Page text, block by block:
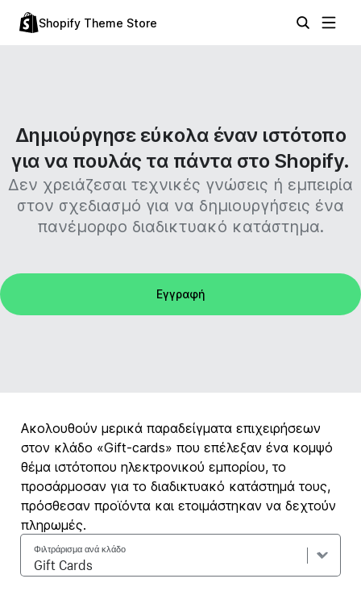
Shopify Theme Store
Δημιούργησε εύκολα έναν ιστότοπο
για να πουλάς τα πάντα στο Shopify.
Δεν χρειάζεσαι τεχνικές γνώσεις ή εμπειρία
στον σχεδιασμό για να δημιουργήσεις ένα
πανέμορφο διαδικτυακό κατάστημα.
Εγγραφή
Ακολουθούν μερικά παραδείγματα επιχειρήσεων
στον κλάδο «Gift-cards» που επέλεξαν ένα κομψό
θέμα ιστότοπου ηλεκτρονικού εμπορίου, το
προσάρμοσαν για το διαδικτυακό κατάστημά τους,
πρόσθεσαν προϊόντα και ετοιμάστηκαν να δεχτούν
πληρωμές.
Φιλτράρισμα ανά κλάδο